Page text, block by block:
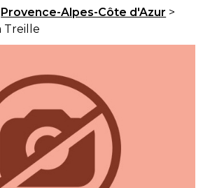
Provence-Alpes-Côte d'Azur >
Treille